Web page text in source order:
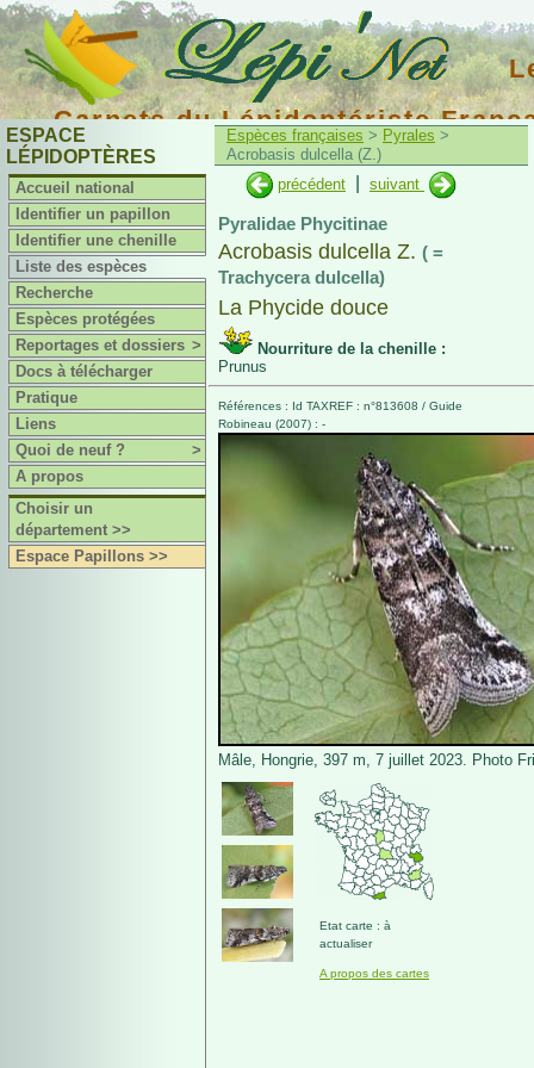
Carnets du Lépidoptériste
ESPACE
LÉPIDOPTÈRES
Accueil national
Identifier un papillon
Identifier une chenille
Liste des espèces
Recherche
Espèces protégées
Reportages et dossiers >
Docs à télécharger
Pratique
Liens
Quoi de neuf ?
>
A propos
Choisir un
département >>
Espace Papillons >>
Espèces françaises > Pyrales >
Acrobasis dulcella (Z.)
précédent
suivant
Pyralidae Phycitinae
Acrobasis dulcella Z. ( =
Trachycera dulcella)
La Phycide douce
Nourriture de la chenille :
Prunus
Références : Id TAXREF : n°813608 / Guide
Robineau (2007) : -
Mâle, Hongrie, 397 m, 7 juillet 2023. Photo
Etat carte : à
actualiser
A propos des cartes